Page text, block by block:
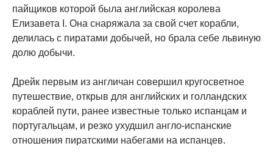
пайщиков которой была английская королева
Елизавета I. Она снаряжала за свой счет корабли,
делилась с пиратами добычей, но брала себе львиную
долю добычи.
Дрейк первым из англичан совершил кругосветное
путешествие, открыв для английских и голландских
кораблей пути, ранее известные только испанцам и
португальцам, и резко ухудшил англо-испанские
отношения пиратскими набегами на испанцев.